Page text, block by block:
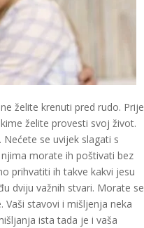
želite krenuti pred rudo. Prije
želite provesti svoj život.
se uvijek slagati s
morate ih poštivati bez
prihvatiti ih takve kakvi jesu
dviju važnih stvari. Morate se
stavovi i mišljenja neka
ista tada je i vaša